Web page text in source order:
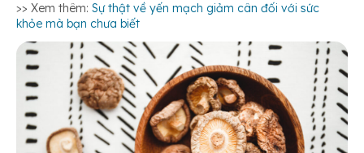
>> Xem thêm: Sự thật về yến mạch giảm cân đối với sức
khỏe mà bạn chưa biết